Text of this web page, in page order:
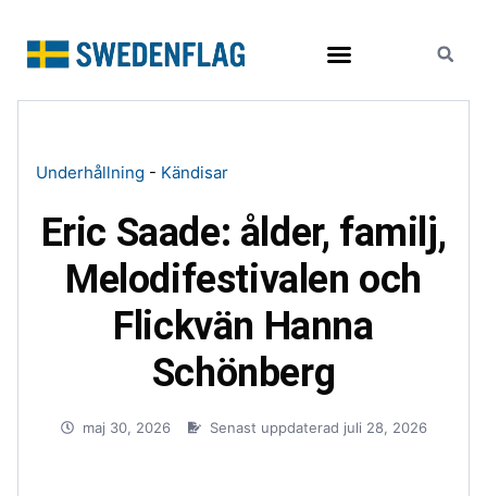
Underhållning - Kändisar
Eric Saade: ålder, familj,
Melodifestivalen och
Flickvän Hanna
Schönberg
maj 30, 2026 Senast uppdaterad juli 28, 2026